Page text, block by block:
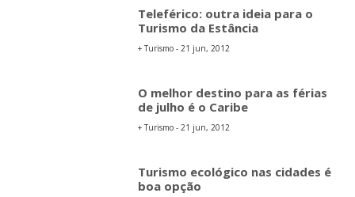
Teleférico: outra ideia para o
Turismo da Estância
+ Turismo - 21 jun, 2012
O melhor destino para as férias
de julho é o Caribe
+ Turismo - 21 jun, 2012
Turismo ecológico nas cidades é
boa opção